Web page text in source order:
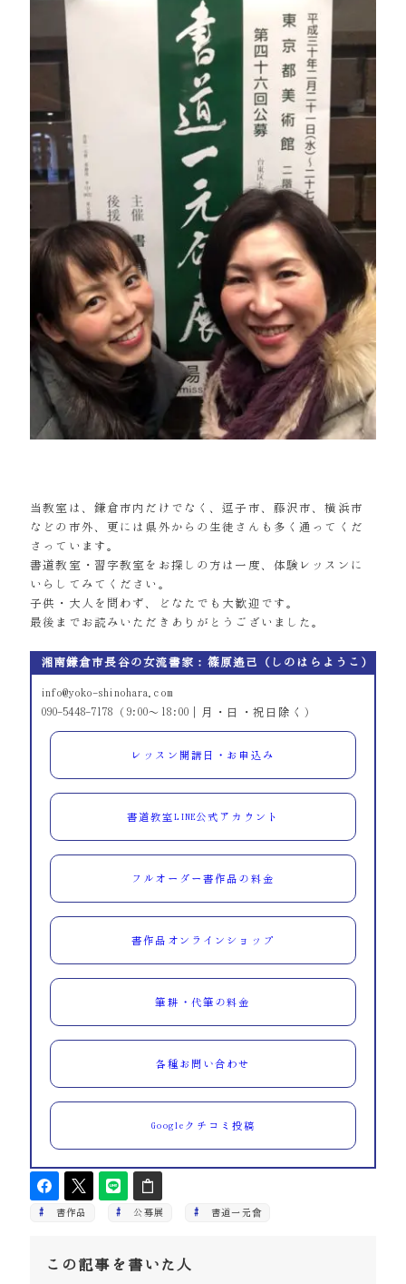
当教室は、鎌倉市内だけでなく、逗子市、藤沢市、横浜市
などの市外、更には県外からの生徒さんも多く通ってくだ
さっています。
書道教室・習字教室をお探しの方は一度、体験レッスンに
いらしてみてください。
子供・大人を問わず、どなたでも大歓迎です。
最後までお読みいただきありがとうございました。
湘南鎌倉市長谷の女流書家：篠原遙己（しのはらようこ）
info@yoko-shinohara.com
090-5448-7178（9:00～18:00｜月・日・祝日除く）
レッスン開講日・お申込み
書道教室LINE公式アカウント
フルオーダー書作品の料金
書作品オンラインショップ
筆耕・代筆の料金
各種お問い合わせ
Googleクチコミ投稿
書作品 公募展 書道一元會
この記事を書いた人